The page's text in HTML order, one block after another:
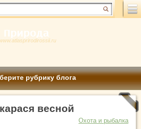
рубрику блога
весной
Охота и рыбалка